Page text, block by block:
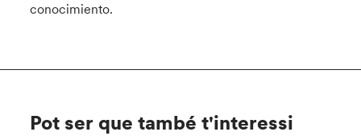
conocimiento.
Pot ser que també t'interessi